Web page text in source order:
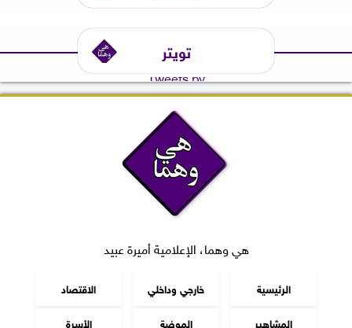
تويتر
Tweets by
هي وهما، الإعلامية أميرة عبيد
الرئيسية خارجي وداخلي
الاقتصاد
المشاهير
الموضة الأسرة